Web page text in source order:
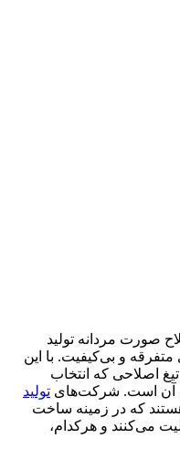
صورت مردانه تولید
متفرقه و بی‌کیفیت. با این
اصلاحی که انتخاب
آن است. شرکت‌های تولید
که در زمینه ساخت
می‌کنند و هرکدام،